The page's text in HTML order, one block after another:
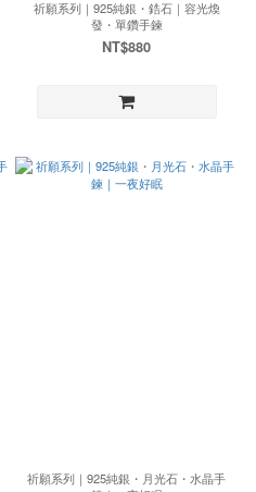
祈願系列｜925純銀・鋯石｜容光煥
發・單鑽手鍊
NT$880
祈願系列｜925純銀・月光石・水晶手